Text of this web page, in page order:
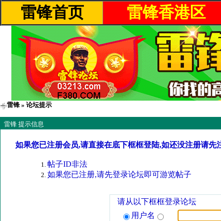
雷锋首页 雷锋香港区
雷锋 » 论坛提示
雷锋 提示信息
如果您已注册会员,请直接在底下框框登陆,如还没注册请先
帖子ID非法
如果您已注册,请先登录论坛即可游览帖子
请从以下框框登录论坛
用户名